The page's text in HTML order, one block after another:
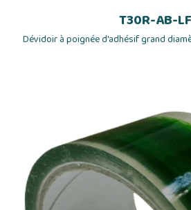
T30R-AB-LF
Dévidoir à poignée d'adhésif grand